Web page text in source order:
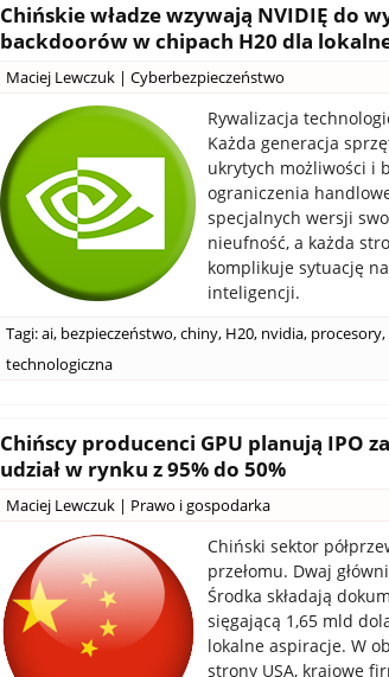
Chińskie władze wzywają NVIDIĘ do
backdoorów w chipach H20 dla
Maciej Lewczuk | Cyberbezpieczeństwo
Rywalizacja
Każda generacja
ukrytych możliwości i
ograniczenia
specjalnych wersji
nieufność, a każda
komplikuje sytuację
inteligencji.
Tagi:ai, bezpieczeństwo,chiny, H20, nvidia, procesory,
technologiczna
Chińscy producenci GPU planują IPO
udział w rynku z 95% do 50%
Maciej Lewczuk | Prawo i gospodarka
Chiński sektor
przełomu. Dwaj
Środka składają
sięgającą 1,65 mld
lokalne aspiracje. W
strony USA, krajowe